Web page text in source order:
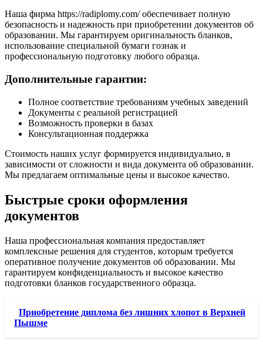
Наша фирма https://radiplomy.com/ обеспечивает полную
безопасность и надежность при приобретении документов об
образовании. Мы гарантируем оригинальность бланков,
использование специальной бумаги гознак и
профессиональную подготовку любого образца.
Дополнительные гарантии:
Полное соответствие требованиям учебных заведений
Документы с реальной регистрацией
Возможность проверки в базах
Консультационная поддержка
Стоимость наших услуг формируется индивидуально, в
зависимости от сложности и вида документа об образовании.
Мы предлагаем оптимальные цены и высокое качество.
Быстрые сроки оформления
документов
Наша профессиональная компания предоставляет
комплексные решения для студентов, которым требуется
оперативное получение документов об образовании. Мы
гарантируем конфиденциальность и высокое качество
подготовки бланков государственного образца.
Приобретение диплома без лишних хлопот в Верхней
Пышме